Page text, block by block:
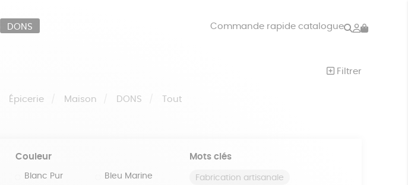
DONS Commande rapide catalogue Rechercher
Mon
Filtrer
Épicerie Maison DONS Tout
Couleur
Blanc Pur Bleu Marine
Mots clés
Fabrication artisanale